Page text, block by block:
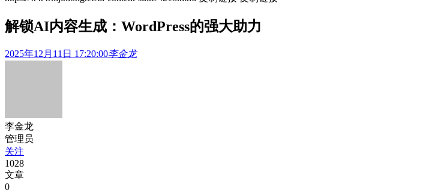
解锁AI内容生成：WordPress的强大助力
2025年12月11日 17:20:00李金龙
李金龙
管理员
关注
1028
文章
0